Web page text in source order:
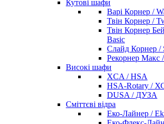
Кутові шафи
Варі Корнер /
Твін Корнер /
Твін Корнер
Basic
Слайд Корнер /
Рекорнер Макс
Високі шафи
XCA / HSA
HSA-Rotary /
DUSA / ДУЗА
Сміттєві відра
Еко-Лайнер /